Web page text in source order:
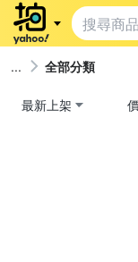
全部分類
最新上架